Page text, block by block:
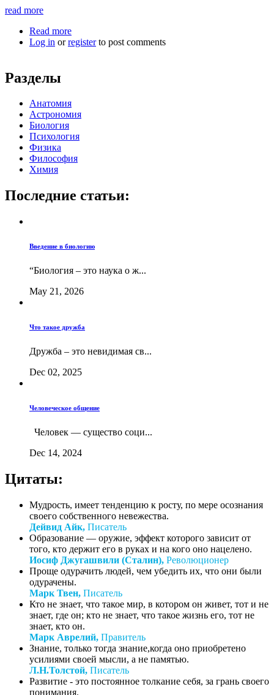
read more
Read more
Log in orregisterto post comments
Разделы
Анатомия
Астрономия
Биология
Психология
Физика
Философия
Химия
Последние статьи:
Введение в биологию
“Биология – это наука о ж...
May 21, 2026
Что такое дружба
Дружба – это невидимая св...
Dec 02, 2025
Человеческое общение
Человек — существо соци...
Dec 14, 2024
Цитаты:
Мудрость, имеет тенденцию к росту, по мере осознания
своего собственного невежества.
Дейвид Айк, Писатель
Образование — оружие, эффект которого зависит от
того, кто держит его в руках и на кого оно нацелено.
Иосиф Джугашвили (Сталин), Революционер
Проще одурачить людей, чем убедить их, что они были
одурачены.
Марк Твен, Писатель
Кто не знает, что такое мир, в котором он живет, тот и не
знает, где он; кто не знает, что такое жизнь его, тот не
знает, кто он.
Марк Аврелий, Правитель
Знание, только тогда знание,когда оно приобретено
усилиями своей мысли, а не памятью.
Л.Н.Толстой, Писатель
Развитие - это постоянное толкание себя, за грань своего
понимания.